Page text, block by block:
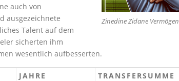
Zinedine Zidane Vermögen
auch von
ausgezeichnete
Talent auf dem
sicherten ihm
wesentlich aufbesserten.
JAHRE
TRANSFERSUMME